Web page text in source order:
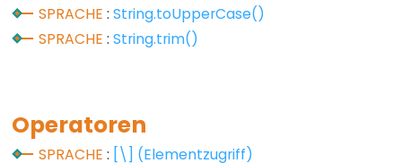
Serial
Serial.available()
Serial.end()
Serial.find()
SPRACHE :String.toUpperCase()
SPRACHE :String.trim()
Operatoren
SPRACHE : [\] (Elementzugriff)